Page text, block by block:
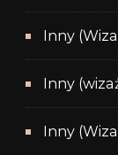
Inny
Inny
Inny